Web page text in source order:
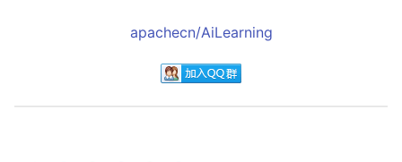
apachecn/AiLearning